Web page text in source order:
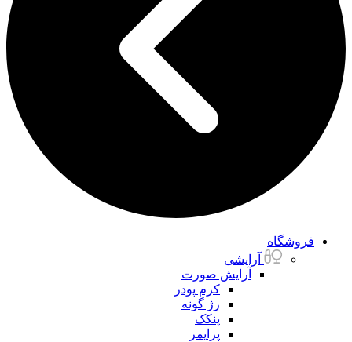
فروشگاه
آرایشی
آرایش صورت
کرم پودر
رژ گونه
پنکک
پرایمر